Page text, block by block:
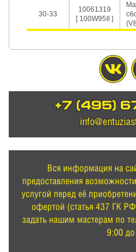
30-33
10061319
[ 100W95II ]
+7 (495)
Вся информация на
предоставления
услугой перед её
офертой (статья 437 ГК
задать нашим мастерам по
9:00